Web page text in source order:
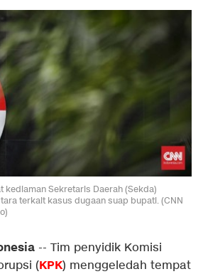
kediaman Sekretaris Daerah (Sekda)
terkait kasus dugaan suap bupati. (CNN
-- Tim penyidik Komisi
(KPK) menggeledah tempat